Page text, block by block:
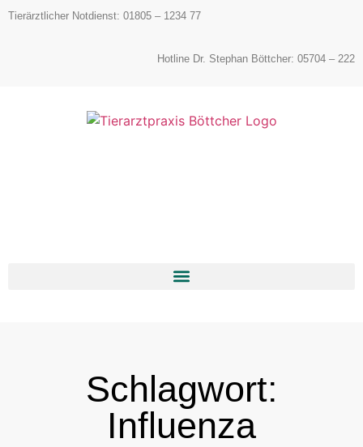
springen
Tierärztlicher Notdienst: 01805 – 1234 77
Hotline Dr. Stephan Böttcher: 05704 – 222
Schlagwort:
Influenza